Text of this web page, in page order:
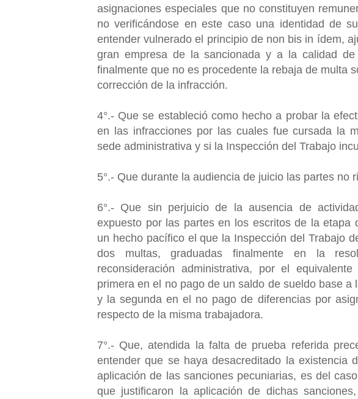
asignaciones especiales que no constituyen
no verificándose en este caso una identidad de
entender vulnerado el principio de non bis in ídem,
gran empresa de la sancionada y a la calidad
finalmente que no es procedente la rebaja de multa
corrección de la infracción.
4°.- Que se estableció como hecho a probar la
en las infracciones por las cuales fue cursada la
sede administrativa y si la Inspección del Trabajo
5°.- Que durante la audiencia de juicio las partes no
6°.- Que sin perjuicio de la ausencia de
expuesto por las partes en los escritos de la etapa
un hecho pacífico el que la Inspección del Trabajo
dos multas, graduadas finalmente en la
reconsideración administrativa, por el
primera en el no pago de un saldo de sueldo base
y la segunda en el no pago de diferencias por
respecto de la misma trabajadora.
7°.- Que, atendida la falta de prueba referida
entender que se haya desacreditado la existencia
aplicación de las sanciones pecuniarias, es del
que justificaron la aplicación de dichas